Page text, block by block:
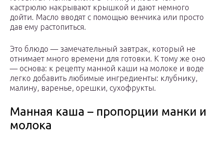
кастрюлю накрывают крышкой и дают немного
дойти. Масло вводят с помощью венчика или просто
дав ему растопиться.
Это блюдо — замечательный завтрак, который не
отнимает много времени для готовки. К тому же оно
— основа: к рецепту манной каши на молоке и воде
легко добавить любимые ингредиенты: клубнику,
малину, варенье, орешки, сухофрукты.
Манная каша – пропорции манки и
молока